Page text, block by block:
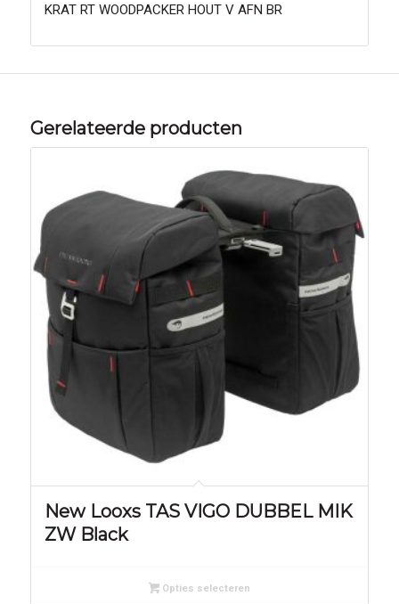
KRAT RT WOODPACKER HOUT V AFN BR
Gerelateerde producten
New Looxs TAS VIGO DUBBEL MIK
ZW Black
Opties selecteren